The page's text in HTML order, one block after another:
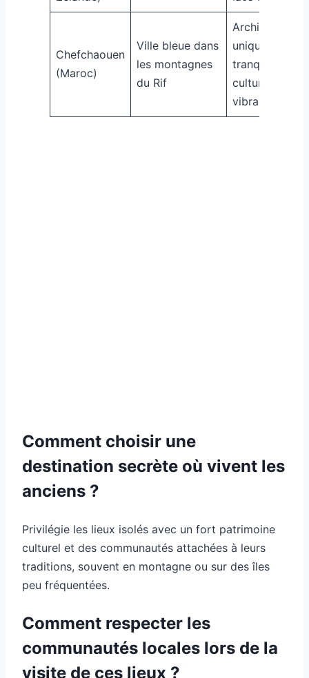
Chefchaouen
(Maroc)
Ville bleue dans
les montagnes
du Rif
Architecture
unique,
tranquillité,
culture
vibrante
Comment choisir une
destination secrète où vivent les
anciens ?
Privilégie les lieux isolés avec un fort patrimoine
culturel et des communautés attachées à leurs
traditions, souvent en montagne ou sur des îles
peu fréquentées.
Comment respecter les
communautés locales lors de la
visite de ces lieux ?